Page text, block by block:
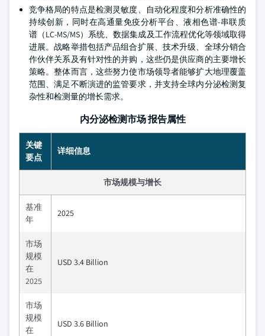
竞争格局的特点是检测灵敏度、自动化程度和分析准确性的
持续创新，同时在高通量免疫分析平台、液相色谱-串联质
谱（LC-MS/MS）系统、数据集成及工作流程优化等领域取得
进展。战略举措包括产品组合扩展、技术升级、全球分销合
作伙伴关系及有针对性的并购，这些仍是供应商的主要增长
策略。整体而言，这些努力使市场领导者能够扩大地理覆盖
范围、满足不断演进的监管要求，并支持全球内分泌检测复
杂性和检测量的增长需求。
内分泌检测市场 报告属性
关键
要点
详细信息
市场规模与增长
基准
年
2025
市场
规模
在
2025
USD 3.4 Billion
市场
规模
在
USD 3.6 Billion